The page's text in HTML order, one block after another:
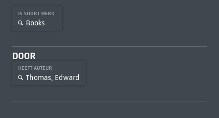
IS SOORT WERK
Books
DOOR
HEEFT AUTEUR
Thomas, Edward